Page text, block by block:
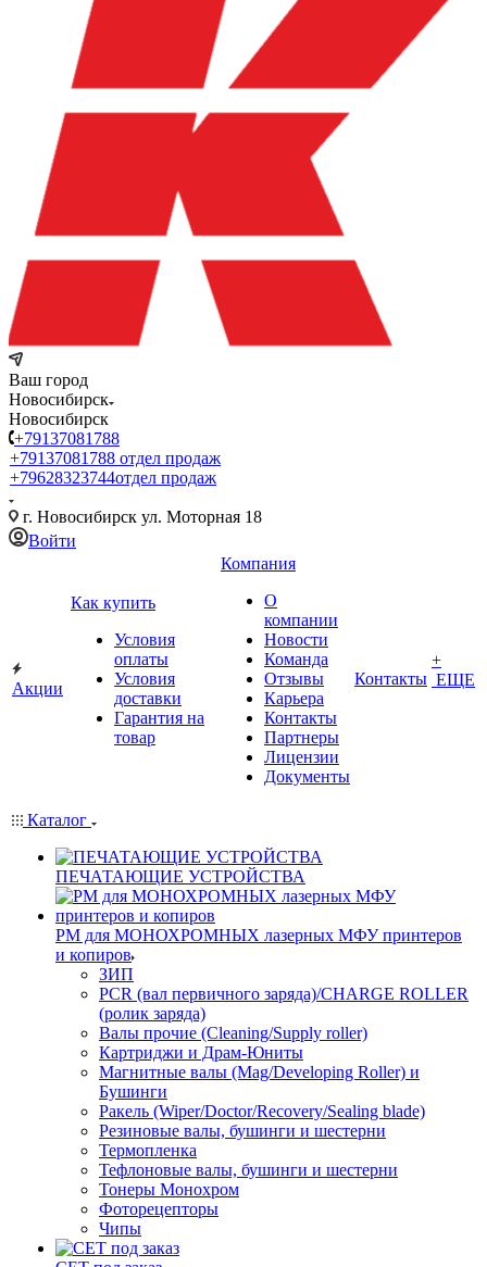
Ваш город
Новосибирск
Новосибирск
+79137081788
+79137081788 отдел продаж
+79628323744отдел продаж
г. Новосибирск ул. Моторная 18
Войти
Акции
Как купить
Условия
оплаты
Условия
доставки
Гарантия на
товар
Компания
О
компании
Новости
Команда
Отзывы
Карьера
Контакты
Партнеры
Лицензии
Документы
Контакты
+
ЕЩЕ
Каталог
ПЕЧАТАЮЩИЕ УСТРОЙСТВА
РМ для МОНОХРОМНЫХ лазерных МФУ принтеров
и копиров
ЗИП
PCR (вал первичного заряда)/CHARGE ROLLER
(ролик заряда)
Валы прочие (Cleaning/Supply roller)
Картриджи и Драм-Юниты
Магнитные валы (Mag/Developing Roller) и
Бушинги
Ракель (Wiper/Doctor/Recovery/Sealing blade)
Резиновые валы, бушинги и шестерни
Термопленка
Тефлоновые валы, бушинги и шестерни
Тонеры Монохром
Фоторецепторы
Чипы